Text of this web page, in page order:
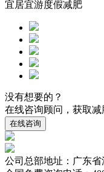
宜居宜游度假减肥
没有想要的？
在线咨询顾问，获取减
在线咨询
公司总部地址：广东